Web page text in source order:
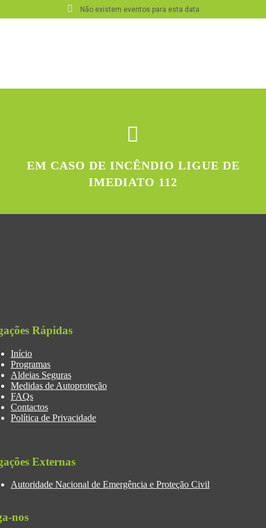
Não existem eventos para esta data
EM CASO DE INCÊNDIO LIGUE DE
IMEDIATO 112
Rápidas
Início
Programas
Aldeias Seguras
Medidas de Autoproteção
FAQs
Contactos
Política de Privacidade
Externas
Autoridade Nacional de Emergência e Proteção Civil
nos